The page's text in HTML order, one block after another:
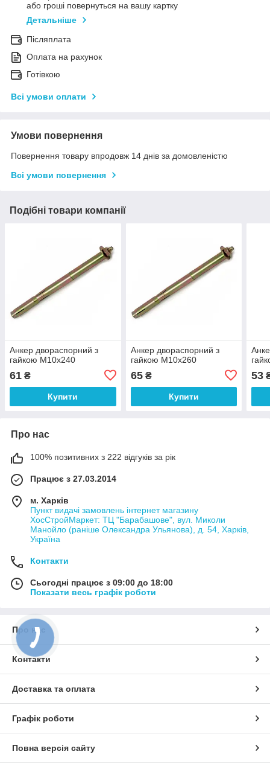
або гроші повернуться на вашу картку
Детальніше
Післяплата
Оплата на рахунок
Готівкою
Всі умови оплати
Умови повернення
Повернення товару впродовж 14 днів за домовленістю
Всі умови повернення
Подібні товари компанії
Анкер двораспорний з
гайкою М10х240
61 ₴
Купити
Анкер двораспорний з
гайкою М10х260
65₴
Купити
53
Про нас
100% позитивних з 222 відгуків за рік
Працює з 27.03.2014
м. Харків
Пункт видачі замовлень інтернет магазину
ХосСтройМаркет: ТЦ "Барабашове", вул. Миколи
Манойло (раніше Олександра Ульянова), д. 54, Харків,
Україна
Контакти
Сьогодні працює з 09:00 до 18:00
Показати весь графік роботи
Про нас
Контакти
Доставка та оплата
Графік роботи
Повна версія сайту